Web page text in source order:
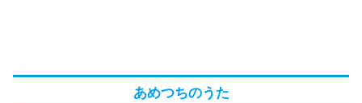
あめつちのうた